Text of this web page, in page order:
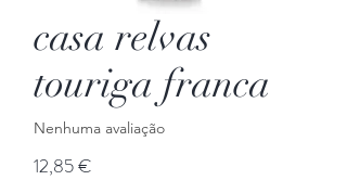
casa relvas
touriga franca
Nenhuma avaliação
12,85 €